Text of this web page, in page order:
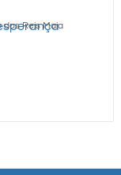
dos Reis Maia